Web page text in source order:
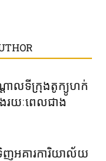
ាល​ទីក្រុងតូក្យូ​ហក់​
រយៈ​ពេល​ជាង​
ញ​អគារការិយាល័យ​